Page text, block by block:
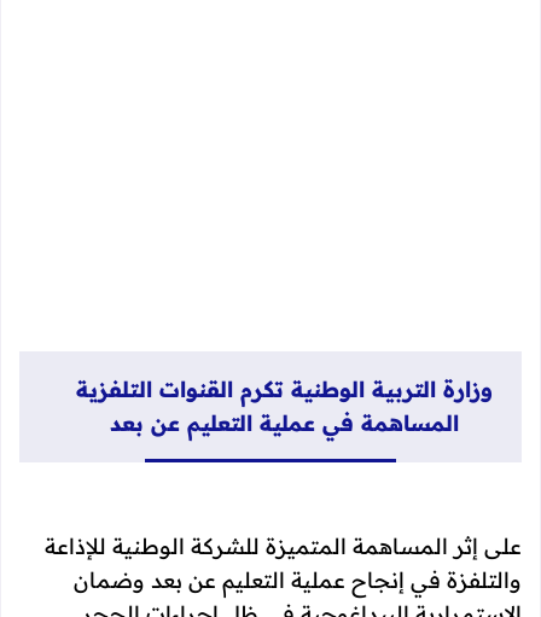
وزارة التربية الوطنية تكرم القنوات التلفزية
المساهمة في عملية التعليم عن بعد
على إثر المساهمة المتميزة للشركة الوطنية للإذاعة
والتلفزة في إنجاح عملية التعليم عن بعد وضمان